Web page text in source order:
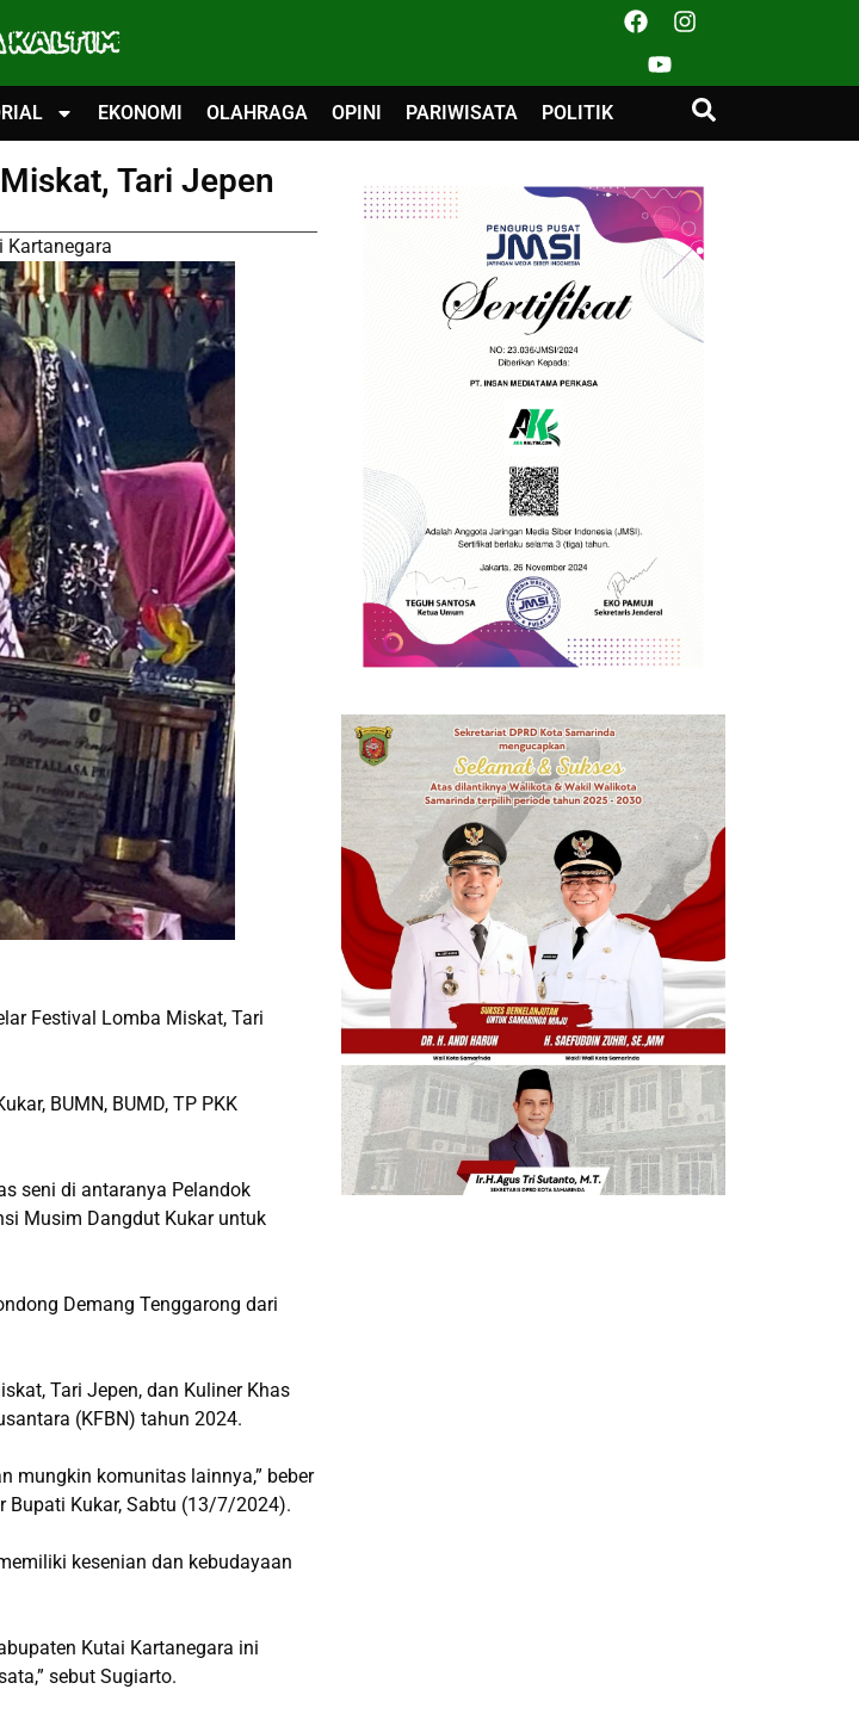
KALTIM
EKONOMI OLAHRAGA OPINI PARIWISATA POLITIK
Tari Jepen
Kartanegara
Festival Lomba Miskat, Tari
BUMN, BUMD, TP PKK
seni di antaranya Pelandok
Musim Dangdut Kukar untuk
Demang Tenggarong dari
Tari Jepen, dan Kuliner Khas
(KFBN) tahun 2024.
mungkin komunitas lainnya,” beber
Bupati Kukar, Sabtu (13/7/2024).
kesenian dan kebudayaan
Kutai Kartanegara ini
sebut Sugiarto.